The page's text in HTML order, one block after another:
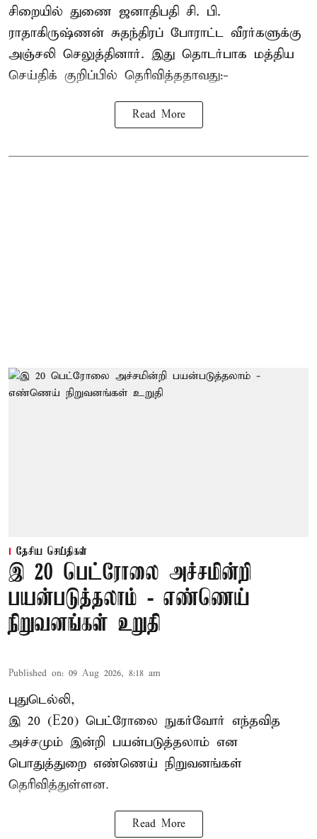
சிறையில் துணை ஜனாதிபதி சி. பி.
ராதாகிருஷ்ணன் சுதந்திரப் போராட்ட வீரர்களுக்கு
அஞ்சலி செலுத்தினார். இது தொடர்பாக மத்திய
செய்திக் குறிப்பில் தெரிவித்ததாவது:-
Read More
தேசிய செய்திகள்
இ 20 பெட்ரோலை அச்சமின்றி
பயன்படுத்தலாம் - எண்ணெய்
நிறுவனங்கள் உறுதி
Published on: 09 Aug 2026, 8:18 am
புதுடெல்லி,
இ 20 (E20) பெட்ரோலை நுகர்வோர் எந்தவித
அச்சமும் இன்றி பயன்படுத்தலாம் என
பொதுத்துறை எண்ணெய் நிறுவனங்கள்
தெரிவித்துள்ளன.
Read More